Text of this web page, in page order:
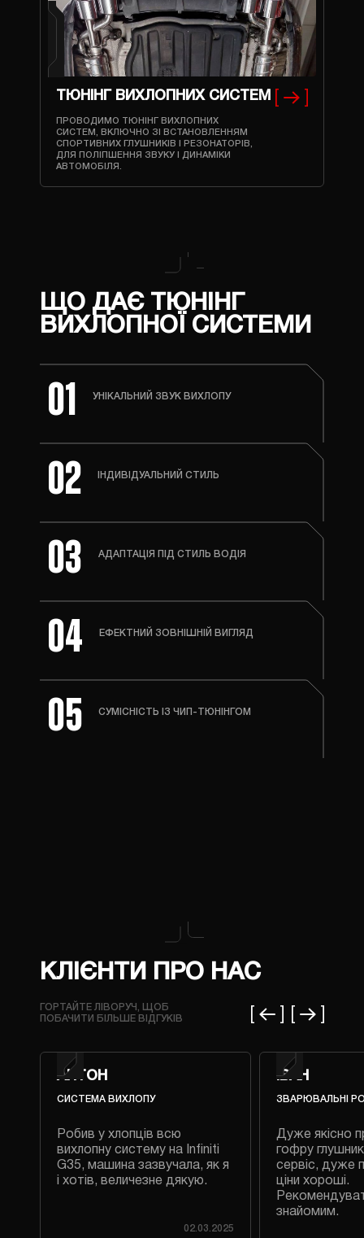
ТЮНІНГ ВИХЛОПНИХ СИСТЕМ
ПРОВОДИМО ТЮНІНГ ВИХЛОПНИХ
СИСТЕМ, ВКЛЮЧНО ЗІ ВСТАНОВЛЕННЯМ
СПОРТИВНИХ ГЛУШНИКІВ І РЕЗОНАТОРІВ,
ДЛЯ ПОЛІПШЕННЯ ЗВУКУ І ДИНАМІКИ
АВТОМОБІЛЯ.
ЩО ДАЄ ТЮНІНГ
ВИХЛОПНОЇ СИСТЕМИ
01 УНІКАЛЬНИЙ ЗВУК ВИХЛОПУ
02 ІНДИВІДУАЛЬНИЙ СТИЛЬ
03 АДАПТАЦІЯ ПІД СТИЛЬ ВОДІЯ
04 ЕФЕКТНИЙ ЗОВНІШНІЙ ВИГЛЯД
05 СУМІСНІСТЬ ІЗ ЧИП-ТЮНІНГОМ
КЛІЄНТИ ПРО НАС
ГОРТАЙТЕ ЛІВОРУЧ, ЩОБ
ПОБАЧИТИ БІЛЬШЕ ВІДГУКІВ
АНТОН
СИСТЕМА ВИХЛОПУ
Робив у хлопців всю
вихлопну систему на Infiniti
G35, машина зазвучала, як я
і хотів, величезне дякую.
02.03.2025
ІВАН
ЗВАРЮВАЛЬНІ
Дуже якісно
гофру
сервіс, дуже
ціни хороші.
знайомим.